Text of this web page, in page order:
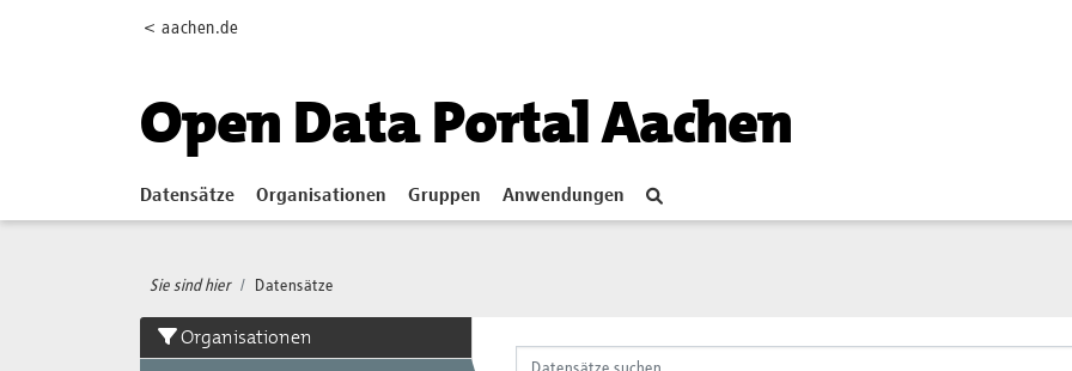
< aachen.de
Open Data Portal Aachen
Datensätze Organisationen Gruppen Anwendungen
Sie sind hier Datensätze
Organisationen